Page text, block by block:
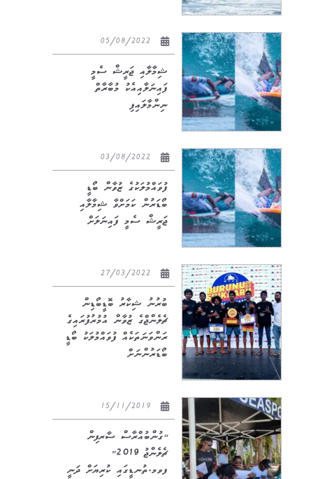
ޝިމާލާއި ޖަރީޝް ސެމީ
ފައިނަލާއިއެކު މުބާރާތް
ނިންމާލައިފި
ފުވައްމުލަކުގެ ޒުވާން ބޯޑީ
ބޯޑަރުން ކަމަށްވާ ޝިމާލާއި
ޖަރީޝް ސެމީ ފައިނަލަށް
ބުރުނު ޝިކާރު ބޮޑީބޯޑިން
ޗެލެންޖްގެ ޒުވާން އުމުރުފުރައިގެ
ރަންވަނަތަކެއް ފުވައްމުލަކު ބޯޑީ
ބޯޑަރުންނަށް
“ގުންބުއްރާސް ސާރފިން
ޗެލެންޖު 2019”
ފވމ.ތުނޑީގައި ކުރިޔަށް ދަނީ